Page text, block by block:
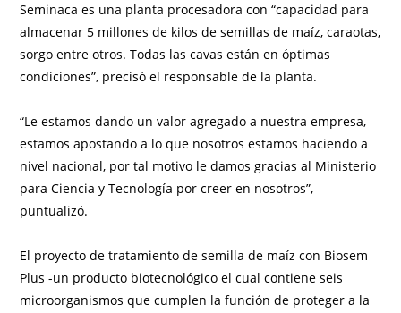
Seminaca es una planta procesadora con “capacidad para
almacenar 5 millones de kilos de semillas de maíz, caraotas,
sorgo entre otros. Todas las cavas están en óptimas
condiciones”, precisó el responsable de la planta.
“Le estamos dando un valor agregado a nuestra empresa,
estamos apostando a lo que nosotros estamos haciendo a
nivel nacional, por tal motivo le damos gracias al Ministerio
para Ciencia y Tecnología por creer en nosotros”,
puntualizó.
El proyecto de tratamiento de semilla de maíz con Biosem
Plus -un producto biotecnológico el cual contiene seis
microorganismos que cumplen la función de proteger a la